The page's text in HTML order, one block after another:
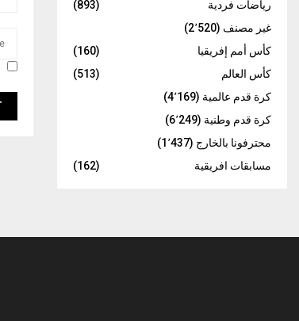
رياضات فردية
(893)
غير مصنف (2٬520)
كأس أمم إفريقيا
(160)
كأس العالم
(513)
كرة قدم عالمية (4٬169)
كرة قدم وطنية (6٬249)
محترفونا بالخارج (1٬437)
مسابقات افريقية
(162)